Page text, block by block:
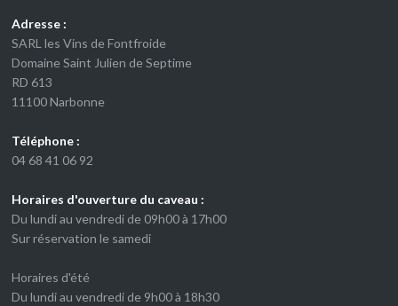
Adresse :
SARL les Vins de Fontfroide
Domaine Saint Julien de Septime
RD 613
11100 Narbonne
Téléphone :
04 68 41 06 92
Horaires d'ouverture du caveau :
Du lundi au vendredi de 09h00 à 17h00
Sur réservation le samedi
Horaires d'été
Du lundi au vendredi de 9h00 à 18h30